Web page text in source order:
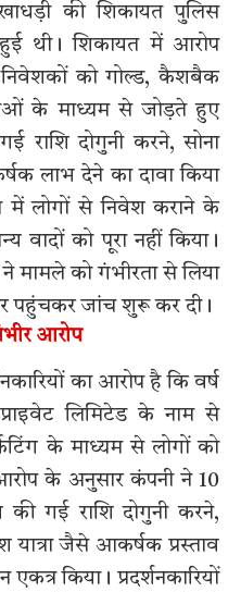
की शिकायत पुलिस
हुई थी। शिकायत में आरोप
निवेशकों को गोल्ड, कैशबैक
के माध्यम से जोड़ते हुए
राशि दोगुनी करने, सोना
लाभ देने का दावा किया
में लोगों से निवेश कराने के
को पूरा नहीं किया।
मामले को गंभीरता से लिया
पहुंचकर जांच शुरू कर दी।
आरोप
का आरोप है कि वर्ष
लिमिटेड के नाम से
के माध्यम से लोगों को
के अनुसार कंपनी ने 10
गई राशि दोगुनी करने,
यात्रा जैसे आकर्षक प्रस्ताव
किया। प्रदर्शनकारियों